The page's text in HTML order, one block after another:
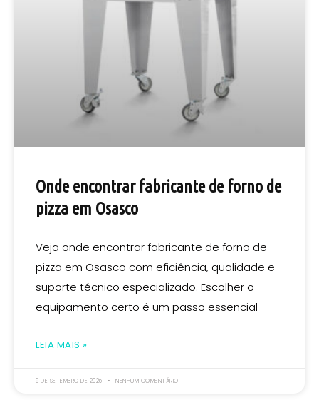
Onde encontrar fabricante de forno de
pizza em Osasco
Veja onde encontrar fabricante de forno de
pizza em Osasco com eficiência, qualidade e
suporte técnico especializado. Escolher o
equipamento certo é um passo essencial
LEIA MAIS »
9 DE SETEMBRO DE 2025 NENHUM COMENTÁRIO